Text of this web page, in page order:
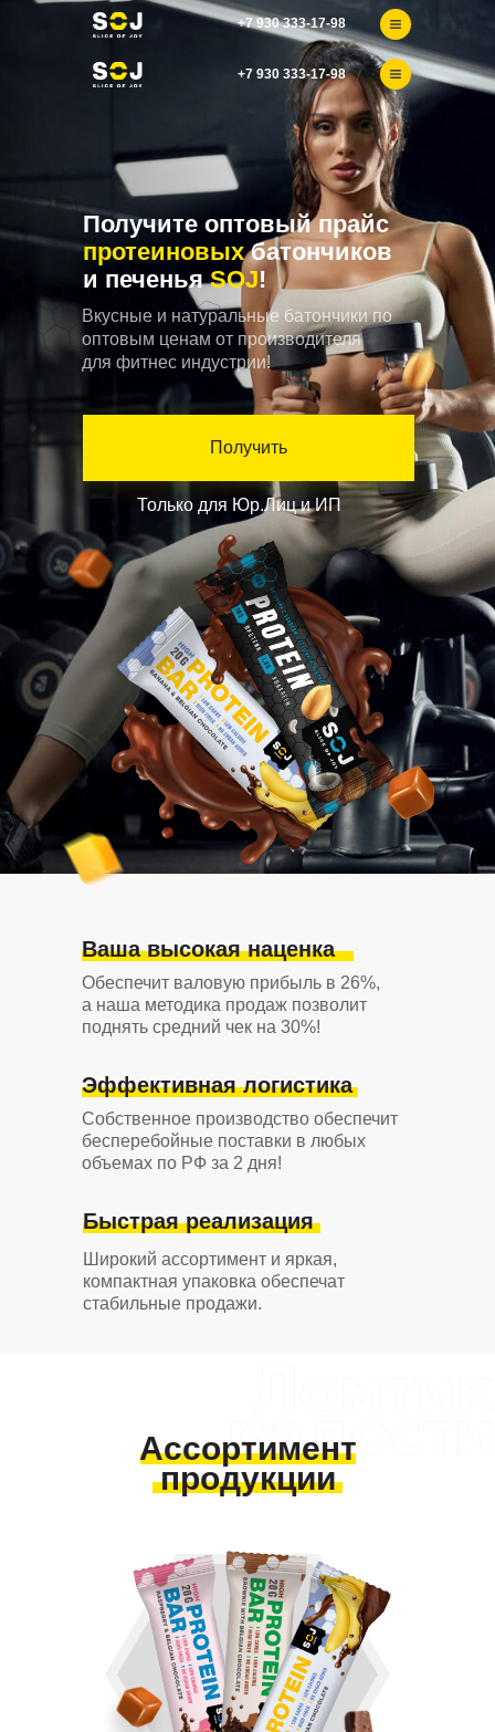
+7 930 333-17-98
+7 930 333-17-98
Получите оптовыйпрайс
протеиновыхбатончиков
и печеньяSOJ!
Получить
Ваша высокая наценка
Эффективная логистика
Быстрая реализация
Широкий ассортимент и яркая,
компактная упаковка обеспечат
стабильные продажи.
Вкусные и натуральные батончики по
оптовым ценам от производителя
для фитнес индустрии!
Обеспечит валовую прибыль в 26%,
а наша методика продаж позволит
поднять средний чек на 30%!
Собственное производство обеспечит
бесперебойные поставки в любых
объемах по РФ за 2 дня!
Только для Юр.Лиц и ИП
Ассортимент
продукции